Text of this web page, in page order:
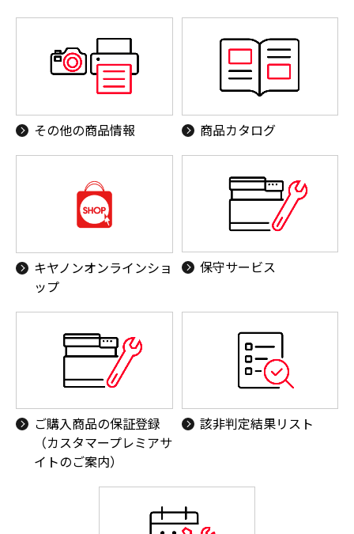
その他の商品情報 商品カタログ
キヤノンオンラインショ
ップ
保守サービス
ご購入商品の保証登録
（カスタマープレミアサ
イトのご案内）
該非判定結果リスト